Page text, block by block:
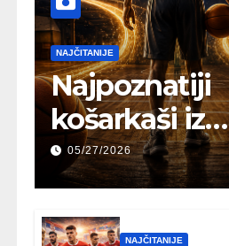
NAJČITANIJE
Najpoznatiji
košarkaši iz
Vojvodine
igrali u NBA
Evroligi
05/27/2026
NAJČITANIJE